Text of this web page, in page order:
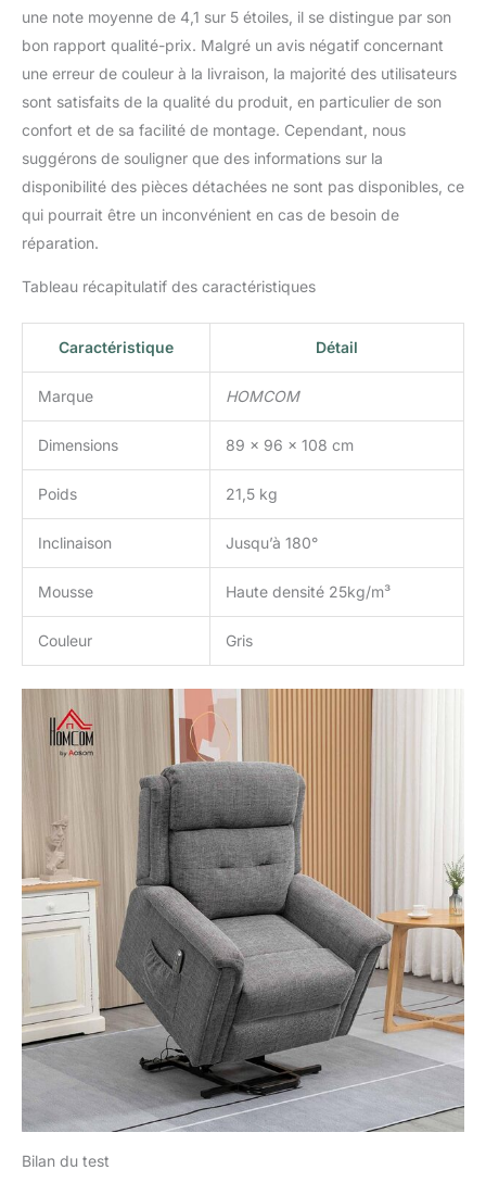
52P x 50H cm (épaisseur
: 13 cm) ; - Charge max.
recommandée : 170 kg ;
Assemblage requis
une note moyenne de 4,1 sur 5 étoiles, il se distingue par son
bon rapport qualité-prix. Malgré un avis négatif concernant
une erreur de couleur à la livraison, la majorité des utilisateurs
sont satisfaits de la qualité du produit, en particulier de son
confort et de sa facilité de montage. Cependant, nous
suggérons de souligner que des informations sur la
disponibilité des pièces détachées ne sont pas disponibles, ce
qui pourrait être un inconvénient en cas de besoin de
réparation.
Tableau récapitulatif des caractéristiques
Caractéristique Détail
Marque HOMCOM
Dimensions 89 x 96 x 108 cm
Poids 21,5 kg
Inclinaison Jusqu’à 180°
Mousse Haute densité 25kg/m³
Couleur Gris
Bilan du test